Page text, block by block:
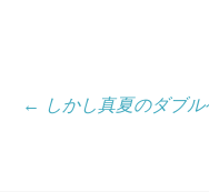
投←
しかし真夏のダブ